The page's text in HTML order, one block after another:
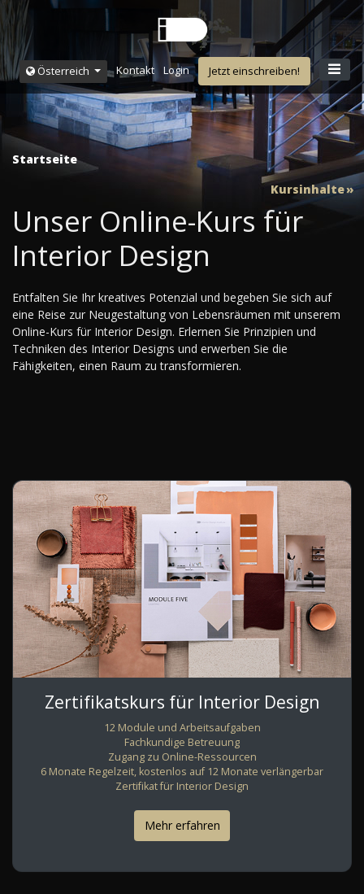
Österreich Kontakt Login Jetzt einschreiben!
Startseite
Kursinhalte
Unser Online-Kurs für
Interior Design
Entfalten Sie Ihr kreatives Potenzial und begeben Sie sich auf
eine Reise zur Neugestaltung von Lebensräumen mit unserem
Online-Kurs für Interior Design. Erlernen Sie Prinzipien und
Techniken des Interior Designs und erwerben Sie die
Fähigkeiten, einen Raum zu transformieren.
Zertifikatskurs für Interior Design
12 Module und Arbeitsaufgaben
Fachkundige Betreuung
Zugang zu Online-Ressourcen
6 Monate Regelzeit, kostenlos auf 12 Monate verlängerbar
Zertifikat für Interior Design
Mehr erfahren